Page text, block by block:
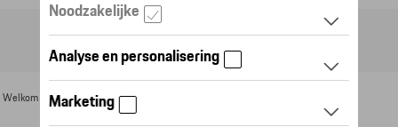
Welkom >Voor u >Divers >